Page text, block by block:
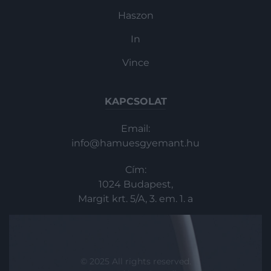
Haszon
In
Vince
KAPCSOLAT
Email:
info@hamuesgyemant.hu
Cím:
1024 Budapest,
Margit krt. 5/A, 3. em. 1. a
© 2025 All rights reserved.